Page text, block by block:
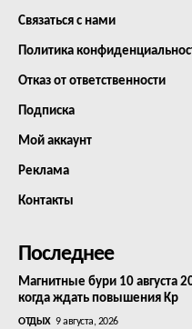
Связаться с нами
Политика
Отказ от ответственности
Подписка
Мой аккаунт
Реклама
Контакты
Последнее
Магнитные бури 10 августа
когда ждать повышения Kp
ОТДЫХ 9 августа, 2026